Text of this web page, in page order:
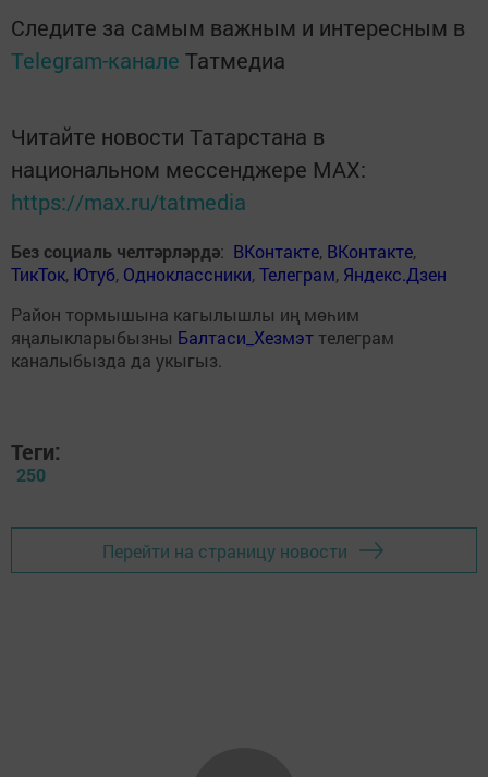
Следите за самым важным и интересным в
Telegram-канале Татмедиа
Читайте новости Татарстана в
национальном мессенджере MАХ:
https://max.ru/tatmedia
Без социаль челтәрләрдә: ВКонтакте, ВКонтакте,
ТикТок, Ютуб, Одноклассники,Телеграм, Яндекс.Дзен
Район тормышына кагылышлы иң мөһим
яңалыкларыбызны Балтаси_Хезмэт телеграм
каналыбызда да укыгыз.
Теги:
250
Перейти на страницу новости